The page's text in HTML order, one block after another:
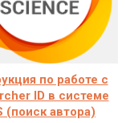
по работе с
ID в системе
(поиск автора)